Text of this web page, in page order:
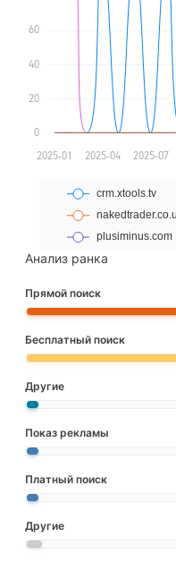
Анализ ранка
Прямой поиск
Бесплатный поиск
Другие
Показ рекламы
Платный поиск
Другие